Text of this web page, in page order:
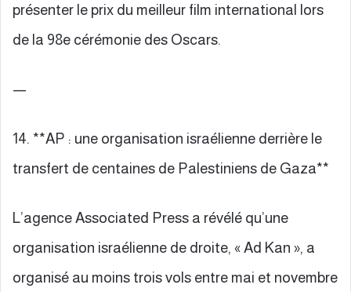
présenter le prix du meilleur film international lors
de la 98e cérémonie des Oscars.
—
14. **AP : une organisation israélienne derrière le
transfert de centaines de Palestiniens de Gaza**
L’agence Associated Press a révélé qu’une
organisation israélienne de droite, « Ad Kan », a
organisé au moins trois vols entre mai et novembre